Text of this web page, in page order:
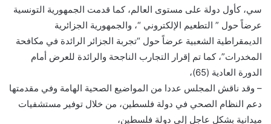
سي، كأول دولة على مستوى العالم، كما قدمت الجمهورية التونسية
عرضاً حول ” التطعيم الإلكتروني “، والجمهورية الجزائرية
الديمقراطية الشعبية عرضاً حول “تجربة الجزائر الرائدة في مكافحة
المخدرات”، كما تم إقرار التجارب الناجحة والرائدة للعرض أمام
الدورة العادية (65)،
– وقد ناقش المجلس عددا من المواضيع الصحية الهامة وفي مقدمتها
دعم النظام الصحي في دولة فلسطين، من خلال توفير مستشفيات
ميدانية بشكل عاجل إلى دولة فلسطين،